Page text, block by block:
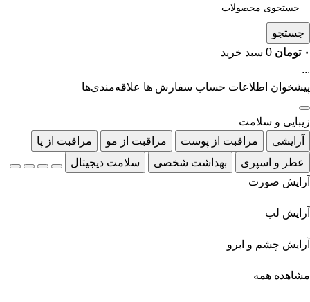
جستجو
۰ تومان 0 سبد خرید
...
پیشخوان اطلاعات حساب سفارش ها علاقه‌مندی‌ها
زیبایی و سلامت
آرایشی
مراقبت از پوست مراقبت از مو
مراقبت از پا
عطر و اسپری
بهداشت شخصی
سلامت دیجیتال
آرایش صورت
آرایش لب
آرایش چشم و ابرو
مشاهده همه